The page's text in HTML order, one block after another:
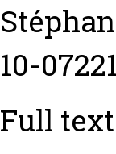
10-
Full